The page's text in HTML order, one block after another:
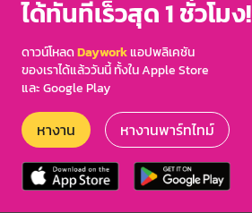
ได้ทันทีเร็วสุด 1 ชั่วโมง!
ดาวน์โหลดDayworkแอปพลิเคชัน
ของเราได้แล้ววันนี้ ทั้งใน Apple Store
และ Google Play
หางาน หางานพาร์ทไทม์